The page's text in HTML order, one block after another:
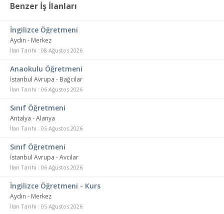
Benzer İş İlanları
İngilizce Öğretmeni
Aydın - Merkez
İlan Tarihi : 08 Ağustos 2026
Anaokulu Öğretmeni
İstanbul Avrupa - Bağcılar
İlan Tarihi : 06 Ağustos 2026
Sınıf Öğretmeni
Antalya - Alanya
İlan Tarihi : 05 Ağustos 2026
Sınıf Öğretmeni
İstanbul Avrupa - Avcılar
İlan Tarihi : 06 Ağustos 2026
İngilizce Öğretmeni - Kurs
Aydın - Merkez
İlan Tarihi : 05 Ağustos 2026